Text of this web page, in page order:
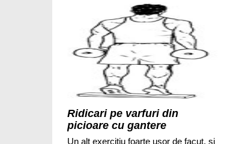
Ridicari pe varfuri din
picioare cu gantere
Un alt exercitiu foarte usor de facut, si